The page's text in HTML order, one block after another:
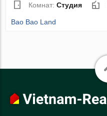
Комнат:Студия
Bao Bao Land